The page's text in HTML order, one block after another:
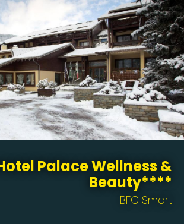
Palace Wellness &
Beauty****
BFC Smart